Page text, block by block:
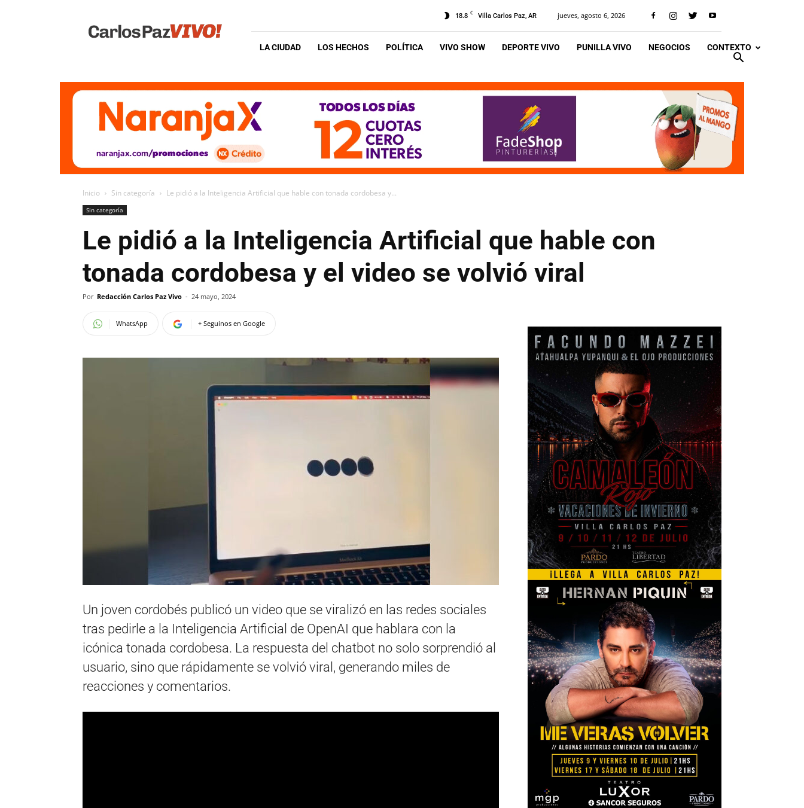
Vivo
18.8 C Villa Carlos Paz, AR jueves, agosto 6, 2026
LA CIUDAD LOS HECHOS POLÍTICA VIVO SHOW DEPORTE VIVO PUNILLA VIVO NEGOCIOS CONTEXTO
Inicio Sin categoría Le pidió a la Inteligencia Artificial que hable con tonada cordobesa y...
Sin categoría
Le pidió a la Inteligencia Artificial que hable con
tonada cordobesa y el video se volvió viral
Por Redacción Carlos Paz Vivo - 24 mayo, 2024
WhatsApp + Seguinos en Google
Un joven cordobés publicó un video que se viralizó en las redes sociales
tras pedirle a la Inteligencia Artificial de OpenAI que hablara con la
icónica tonada cordobesa. La respuesta del chatbot no solo sorprendió al
usuario, sino que rápidamente se volvió viral, generando miles de
reacciones y comentarios.